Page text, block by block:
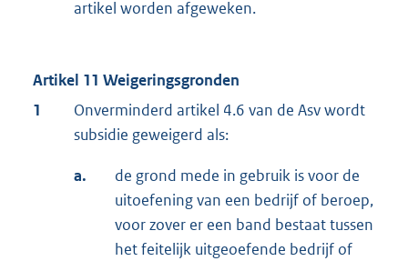
artikel worden afgeweken.
Artikel 11 Weigeringsgronden
1
Onverminderd artikel 4.6 van de Asv wordt
subsidie geweigerd als:
a.
de grond mede in gebruik is voor de
uitoefening van een bedrijf of beroep,
voor zover er een band bestaat tussen
het feitelijk uitgeoefende bedrijf of